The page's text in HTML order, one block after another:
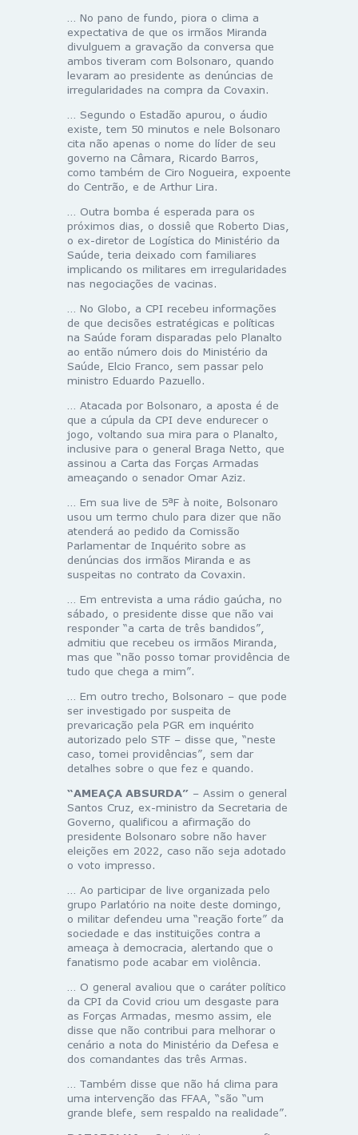
… No pano de fundo, piora o clima a
expectativa de que os irmãos Miranda
divulguem a gravação da conversa que
ambos tiveram com Bolsonaro, quando
levaram ao presidente as denúncias de
irregularidades na compra da Covaxin.
… Segundo o Estadão apurou, o áudio
existe, tem 50 minutos e nele Bolsonaro
cita não apenas o nome do líder de seu
governo na Câmara, Ricardo Barros,
como também de Ciro Nogueira, expoente
do Centrão, e de Arthur Lira.
… Outra bomba é esperada para os
próximos dias, o dossiê que Roberto Dias,
o ex-diretor de Logística do Ministério da
Saúde, teria deixado com familiares
implicando os militares em irregularidades
nas negociações de vacinas.
… No Globo, a CPI recebeu informações
de que decisões estratégicas e políticas
na Saúde foram disparadas pelo Planalto
ao então número dois do Ministério da
Saúde, Elcio Franco, sem passar pelo
ministro Eduardo Pazuello.
… Atacada por Bolsonaro, a aposta é de
que a cúpula da CPI deve endurecer o
jogo, voltando sua mira para o Planalto,
inclusive para o general Braga Netto, que
assinou a Carta das Forças Armadas
ameaçando o senador Omar Aziz.
… Em sua live de 5ªF à noite, Bolsonaro
usou um termo chulo para dizer que não
atenderá ao pedido da Comissão
Parlamentar de Inquérito sobre as
denúncias dos irmãos Miranda e as
suspeitas no contrato da Covaxin.
… Em entrevista a uma rádio gaúcha, no
sábado, o presidente disse que não vai
responder “a carta de três bandidos”,
admitiu que recebeu os irmãos Miranda,
mas que “não posso tomar providência de
tudo que chega a mim”.
… Em outro trecho, Bolsonaro – que pode
ser investigado por suspeita de
prevaricação pela PGR em inquérito
autorizado pelo STF – disse que, “neste
caso, tomei providências”, sem dar
detalhes sobre o que fez e quando.
“AMEAÇA ABSURDA” – Assim o general
Santos Cruz, ex-ministro da Secretaria de
Governo, qualificou a afirmação do
presidente Bolsonaro sobre não haver
eleições em 2022, caso não seja adotado
o voto impresso.
… Ao participar de live organizada pelo
grupo Parlatório na noite deste domingo,
o militar defendeu uma “reação forte” da
sociedade e das instituições contra a
ameaça à democracia, alertando que o
fanatismo pode acabar em violência.
… O general avaliou que o caráter político
da CPI da Covid criou um desgaste para
as Forças Armadas, mesmo assim, ele
disse que não contribui para melhorar o
cenário a nota do Ministério da Defesa e
dos comandantes das três Armas.
… Também disse que não há clima para
uma intervenção das FFAA, “são “um
grande blefe, sem respaldo na realidade”.